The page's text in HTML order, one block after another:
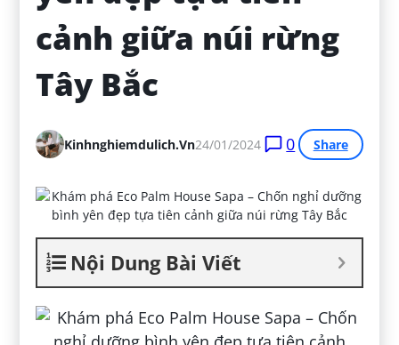
cảnh giữa núi rừng
Tây Bắc
Kinhnghiemdulich.vn24/01/2024 0 Share
Nội Dung Bài Viết